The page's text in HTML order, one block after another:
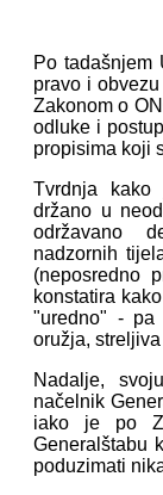
Po tadašnjem
pravo i
Zakonom o
odluke i
propisima koji
Tvrdnja
držano u
održavano
nadzornih
(neposredno
konstatira
"uredno" - pa
oružja,
Nadalje,
načelnik
iako je po
Generalštabu
poduzimati